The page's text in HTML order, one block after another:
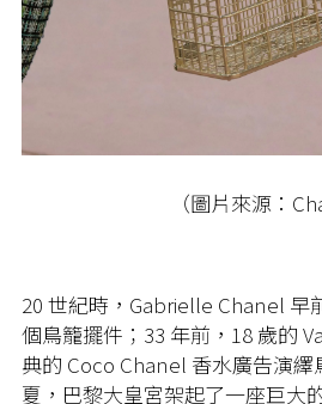
（圖片來源：
20 世紀時，Gabrielle Chanel 早
個鳥籠擺件；33 年前，18 歲的
典的 Coco Chanel 香水廣告演繹
夏，巴黎大皇宮架起了一座巨大